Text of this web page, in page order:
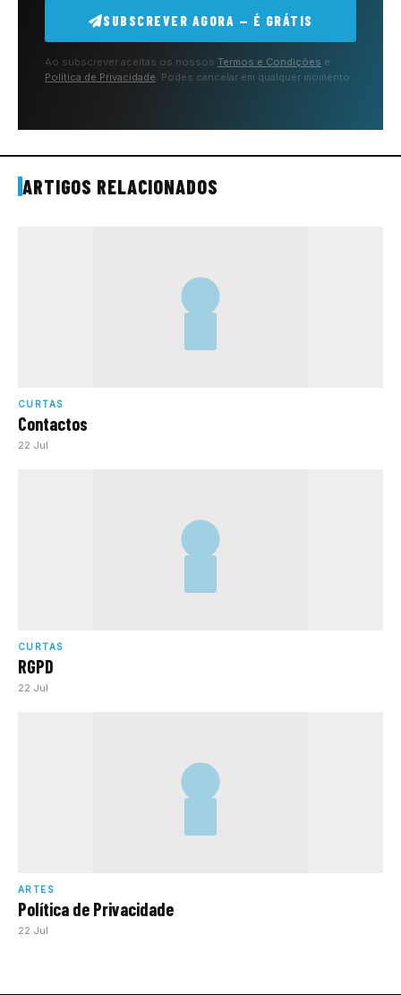
SUBSCREVER AGORA — É GRÁTIS
Ao subscrever aceitas os nossos Termos e Condições e
Política de Privacidade. Podes cancelar em qualquer momento.
ARTIGOS RELACIONADOS
CURTAS
Contactos
22 Jul
CURTAS
RGPD
22 Jul
ARTES
Política de Privacidade
22 Jul